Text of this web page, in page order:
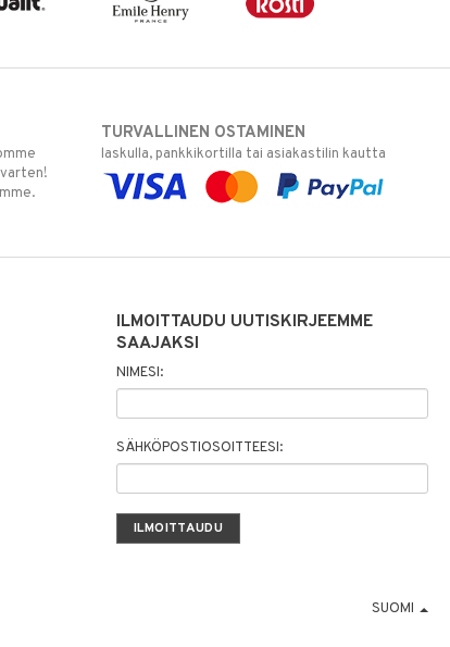
TURVALLINEN OSTAMINEN
laskulla, pankkikortilla tai asiakastilin kautta
ILMOITTAUDU UUTISKIRJEEMME
SAAJAKSI
NIMESI:
SÄHKÖPOSTIOSOITTEESI:
SUOMI